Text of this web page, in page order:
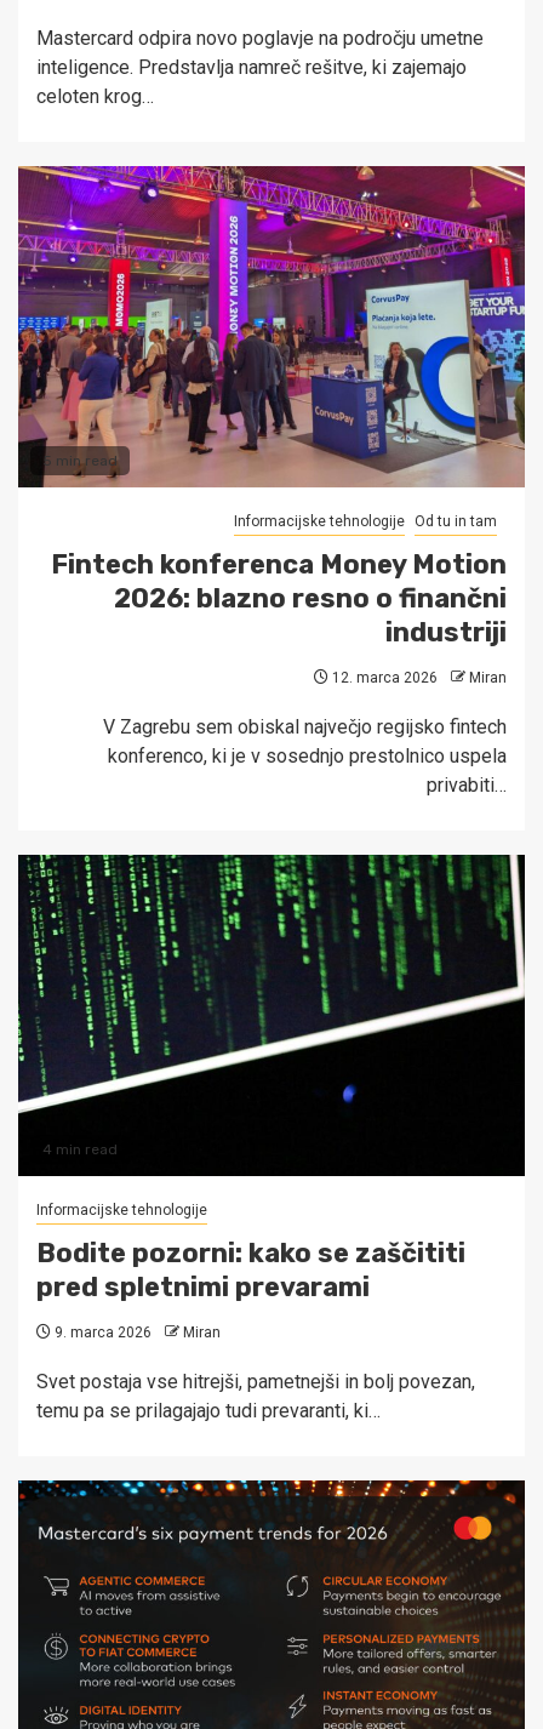
Mastercard odpira novo poglavje na področju umetne
inteligence. Predstavlja namreč rešitve, ki zajemajo
celoten krog…
5 min read
Informacijske tehnologije Od tu in tam
Fintech konferenca Money Motion
2026: blazno resno o finančni
industriji
12. marca 2026 Miran
V Zagrebu sem obiskal največjo regijsko fintech
konferenco, ki je v sosednjo prestolnico uspela
privabiti…
4 min read
Informacijske tehnologije
Bodite pozorni: kako se zaščititi
pred spletnimi prevarami
9. marca 2026 Miran
Svet postaja vse hitrejši, pametnejši in bolj povezan,
temu pa se prilagajajo tudi prevaranti, ki…